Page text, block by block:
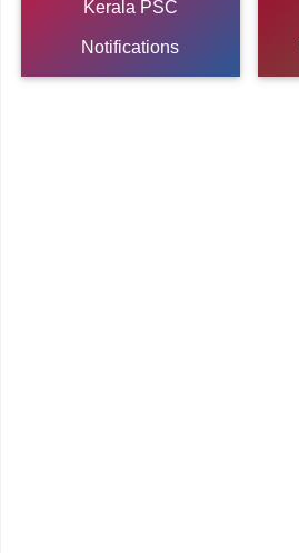
Kerala PSC
Notifications